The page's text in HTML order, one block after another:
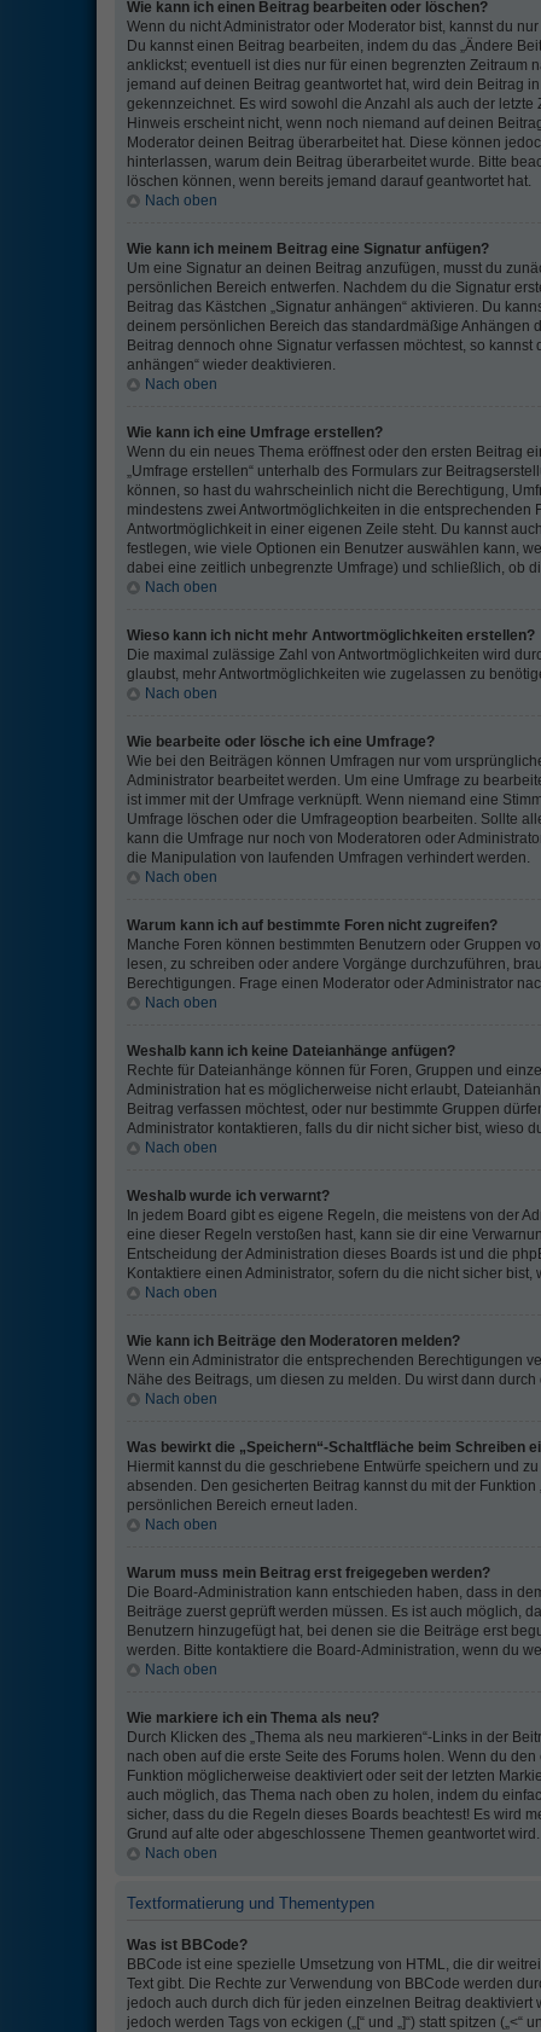
Wie kann ich einen Beitrag bearbeiten oder löschen?
Wenn du nicht Administrator oder Moderator bist, kannst du
Du kannst einen Beitrag bearbeiten, indem du das „Ändere
anklickst; eventuell ist dies nur für einen begrenzten Zeitraum
jemand auf deinen Beitrag geantwortet hat, wird dein Beitrag
gekennzeichnet. Es wird sowohl die Anzahl als auch der
Hinweis erscheint nicht, wenn noch niemand auf deinen
Moderator deinen Beitrag überarbeitet hat. Diese können
hinterlassen, warum dein Beitrag überarbeitet wurde. Bitte
löschen können, wenn bereits jemand darauf geantwortet hat.
Nach oben
Wie kann ich meinem Beitrag eine Signatur anfügen?
Um eine Signatur an deinen Beitrag anzufügen, musst du
persönlichen Bereich entwerfen. Nachdem du die Signatur
Beitrag das Kästchen „Signatur anhängen“ aktivieren. Du
deinem persönlichen Bereich das standardmäßige Anhängen
Beitrag dennoch ohne Signatur verfassen möchtest, so
anhängen“ wieder deaktivieren.
Nach oben
Wie kann ich eine Umfrage erstellen?
Wenn du ein neues Thema eröffnest oder den ersten Beitrag
„Umfrage erstellen“ unterhalb des Formulars zur
können, so hast du wahrscheinlich nicht die Berechtigung,
mindestens zwei Antwortmöglichkeiten in die
Antwortmöglichkeit in einer eigenen Zeile steht. Du kannst
festlegen, wie viele Optionen ein Benutzer auswählen kann,
dabei eine zeitlich unbegrenzte Umfrage) und schließlich, ob
Nach oben
Wieso kann ich nicht mehr Antwortmöglichkeiten erstellen?
Die maximal zulässige Zahl von Antwortmöglichkeiten wird
glaubst, mehr Antwortmöglichkeiten wie zugelassen zu
Nach oben
Wie bearbeite oder lösche ich eine Umfrage?
Wie bei den Beiträgen können Umfragen nur vom
Administrator bearbeitet werden. Um eine Umfrage zu
ist immer mit der Umfrage verknüpft. Wenn niemand eine
Umfrage löschen oder die Umfrageoption bearbeiten. Sollte
kann die Umfrage nur noch von Moderatoren oder
die Manipulation von laufenden Umfragen verhindert werden.
Nach oben
Warum kann ich auf bestimmte Foren nicht zugreifen?
Manche Foren können bestimmten Benutzern oder Gruppen
lesen, zu schreiben oder andere Vorgänge durchzuführen,
Berechtigungen. Frage einen Moderator oder Administrator
Nach oben
Weshalb kann ich keine Dateianhänge anfügen?
Rechte für Dateianhänge können für Foren, Gruppen und
Administration hat es möglicherweise nicht erlaubt,
Beitrag verfassen möchtest, oder nur bestimmte Gruppen
Administrator kontaktieren, falls du dir nicht sicher bist, wieso
Nach oben
Weshalb wurde ich verwarnt?
In jedem Board gibt es eigene Regeln, die meistens von der
eine dieser Regeln verstoßen hast, kann sie dir eine
Entscheidung der Administration dieses Boards ist und die
Kontaktiere einen Administrator, sofern du die nicht sicher bist,
Nach oben
Wie kann ich Beiträge den Moderatoren melden?
Wenn ein Administrator die entsprechenden Berechtigungen
Nähe des Beitrags, um diesen zu melden. Du wirst dann
Nach oben
Was bewirkt die „Speichern“-Schaltfläche beim Schreiben
Hiermit kannst du die geschriebene Entwürfe speichern und
absenden. Den gesicherten Beitrag kannst du mit der
persönlichen Bereich erneut laden.
Nach oben
Warum muss mein Beitrag erst freigegeben werden?
Die Board-Administration kann entschieden haben, dass in
Beiträge zuerst geprüft werden müssen. Es ist auch möglich,
Benutzern hinzugefügt hat, bei denen sie die Beiträge erst
werden. Bitte kontaktiere die Board-Administration, wenn du
Nach oben
Wie markiere ich ein Thema als neu?
Durch Klicken des „Thema als neu markieren“-Links in der
nach oben auf die erste Seite des Forums holen. Wenn du
Funktion möglicherweise deaktiviert oder seit der letzten
auch möglich, das Thema nach oben zu holen, indem du
sicher, dass du die Regeln dieses Boards beachtest! Es wird
Grund auf alte oder abgeschlossene Themen geantwortet wird.
Nach oben
Textformatierung und Thementypen
Was ist BBCode?
BBCode ist eine spezielle Umsetzung von HTML, die dir
Text gibt. Die Rechte zur Verwendung von BBCode werden
jedoch auch durch dich für jeden einzelnen Beitrag
jedoch werden Tags von eckigen („[“ und „]“) statt spitzen („<“